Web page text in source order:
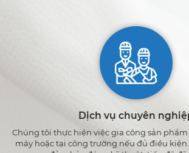
Dịch vụ chuyên
Chúng tôi thực hiện việc gia công sản
máy hoặc tại công trường nếu đủ điều